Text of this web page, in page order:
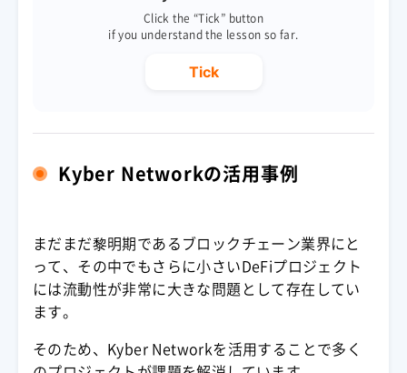
Click the “Tick” button
if you understand the lesson so far.
Tick
Kyber Networkの活用事例
まだまだ黎明期であるブロックチェーン業界にと
って、その中でもさらに小さいDeFiプロジェクト
には流動性が非常に大きな問題として存在してい
ます。
そのため、Kyber Networkを活用することで多く